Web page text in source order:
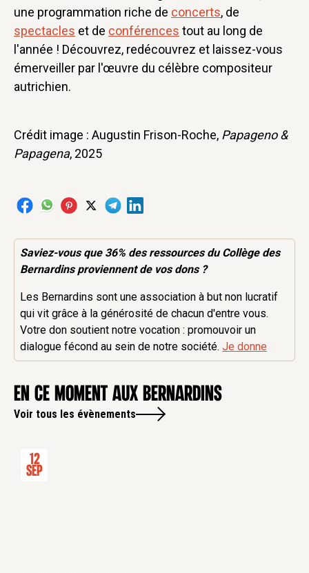
une programmation riche de concerts, de
spectacles et de conférences tout au long de
l'année ! Découvrez, redécouvrez et laissez-vous
émerveiller par l'œuvre du célèbre compositeur
autrichien.
Crédit image : Augustin Frison-Roche, Papageno &
Papagena, 2025
Saviez-vous que 36% desressourcesdu Collège des
Bernardins proviennent de vos dons ?
Les Bernardins sont une association à but non lucratif
qui vit grâce à la générosité de chacun d'entre vous.
Votre don soutient notre vocation : promouvoir un
dialogue fécond au sein de notre société.Je donne
en ce moment aux Bernardins
Voir tous les évènements
12
Sep